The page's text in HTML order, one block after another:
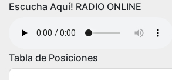
Escucha Aquí! RADIO ONLINE
Tabla de Posiciones